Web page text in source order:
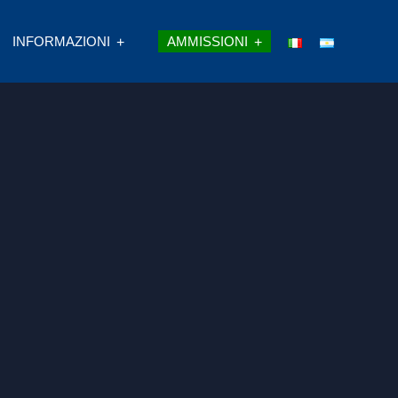
INFORMAZIONI AMMISSIONI